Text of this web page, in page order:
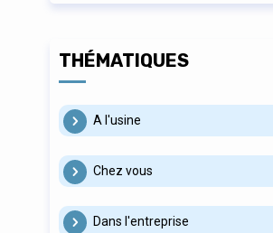
THÉMATIQUES
A l'usine
Chez vous
Dans l'entreprise